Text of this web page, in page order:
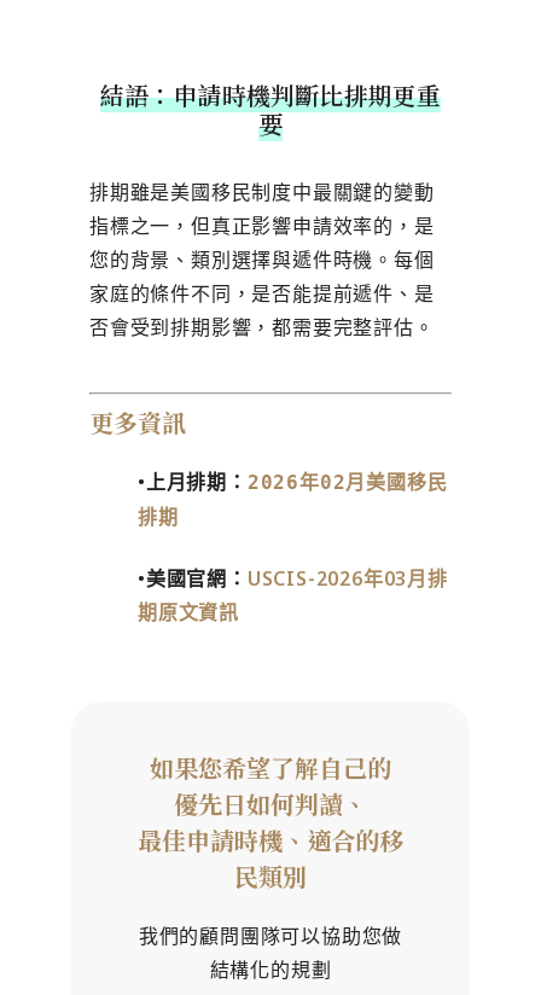
結語：申請時機判斷比排期更重
要
排期雖是美國移民制度中最關鍵的變動
指標之一，但真正影響申請效率的，是
您的背景、類別選擇與遞件時機。每個
家庭的條件不同，是否能提前遞件、是
否會受到排期影響，都需要完整評估。
更多資訊
•上月排期： 2026年02月美國移民
排期
•美國官網： USCIS-2026年03月排
期原文資訊
如果您希望了解自己的
優先日如何判讀、
最佳申請時機、適合的移
民類別
我們的顧問團隊可以協助您做
結構化的規劃